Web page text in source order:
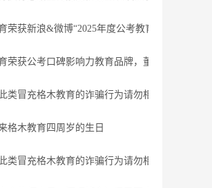
荣获新浪&微博“2025年度公考教育领导力品牌”
荣获公考口碑影响力教育品牌，董事长接受腾
类冒充格木教育的诈骗行为请勿相信
格木教育四周岁的生日
类冒充格木教育的诈骗行为请勿相信